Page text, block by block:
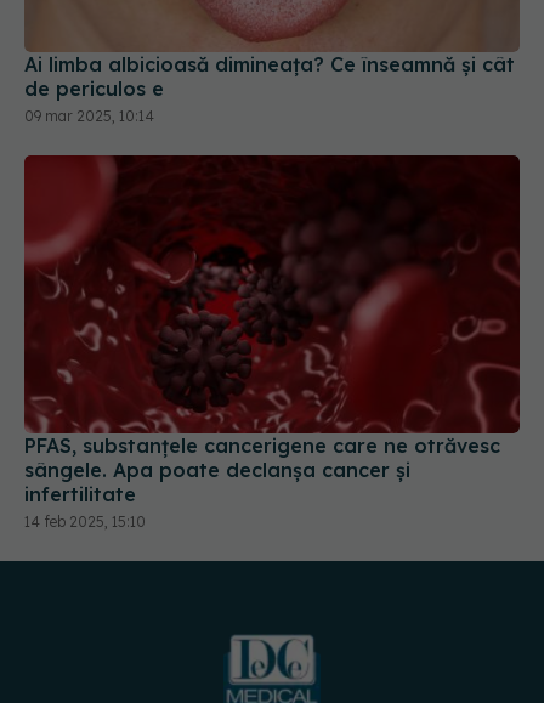
Ai limba albicioasă dimineața? Ce înseamnă și cât
de periculos e
09 mar 2025, 10:14
PFAS, substanțele cancerigene care ne otrăvesc
sângele. Apa poate declanșa cancer și
infertilitate
14 feb 2025, 15:10